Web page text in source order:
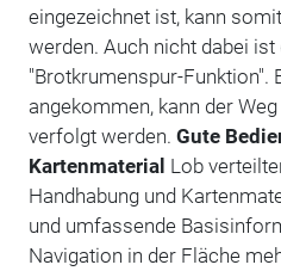
eingezeichnet ist, kann
werden. Auch nicht dabei
"Brotkrumenspur-Funktion".
angekommen, kann der
verfolgt werden. Gute
Kartenmaterial Lob
Handhabung und
und umfassende
Navigation in der Fläche